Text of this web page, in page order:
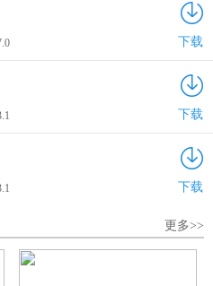
下载
下载
下载
更多>>